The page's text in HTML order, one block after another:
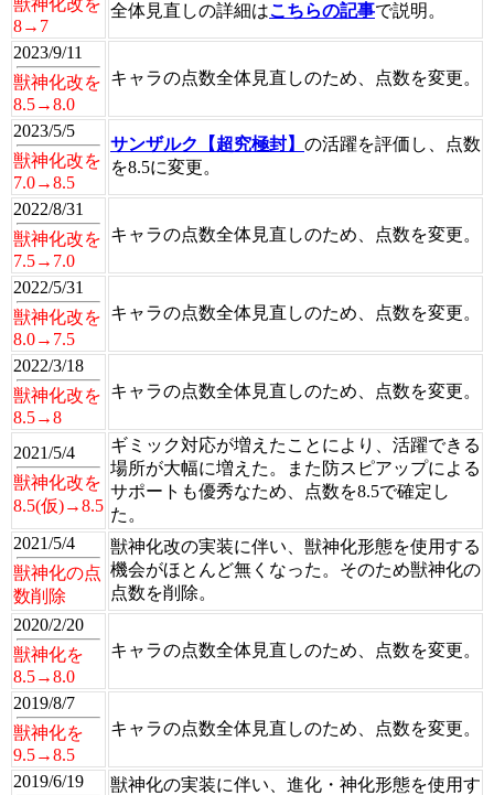
8→7
全体見直しの詳細はこちらの記事で説明。
2023/9/11
獣神化改を
8.5→8.0
キャラの点数全体見直しのため、点数を変更。
2023/5/5
獣神化改を
7.0→8.5
サンザルク【超究極封】 の活躍を評価し、点数
を8.5に変更。
2022/8/31
獣神化改を
7.5→7.0
キャラの点数全体見直しのため、点数を変更。
2022/5/31
獣神化改を
8.0→7.5
キャラの点数全体見直しのため、点数を変更。
2022/3/18
獣神化改を
8.5→8
キャラの点数全体見直しのため、点数を変更。
2021/5/4
獣神化改を
8.5(仮)→8.5
ギミック対応が増えたことにより、活躍できる
場所が大幅に増えた。また防スピアップによる
サポートも優秀なため、点数を8.5で確定し
た。
2021/5/4
獣神化の点
数削除
獣神化改の実装に伴い、獣神化形態を使用する
機会がほとんど無くなった。そのため獣神化の
点数を削除。
2020/2/20
獣神化を
8.5→8.0
キャラの点数全体見直しのため、点数を変更。
2019/8/7
獣神化を
9.5→8.5
キャラの点数全体見直しのため、点数を変更。
2019/6/19
獣神化の実装に伴い、進化・神化形態を使用す